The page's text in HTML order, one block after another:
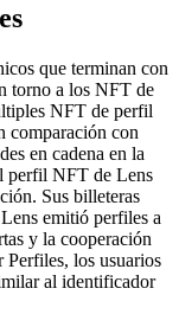
que terminan con
torno a los NFT de
NFT de perfil
comparación con
en cadena en la
perfil NFT de Lens
Sus billeteras
emitió perfiles a
y la cooperación
Perfiles, los usuarios
al identificador